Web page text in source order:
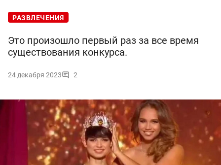
РАЗВЛЕЧЕНИЯ
Это произошло первый раз за все время
существования конкурса.
24 декабря 2023 2